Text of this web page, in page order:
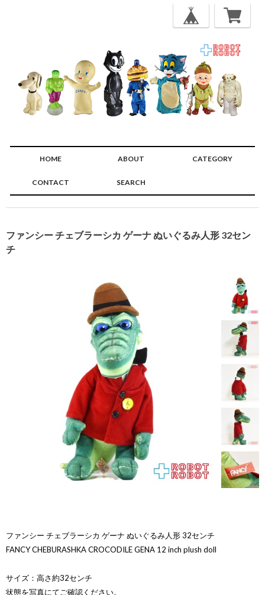
HOME ABOUT CATEGORY
CONTACT SEARCH
ファンシー チェブラーシカ ゲーナ ぬいぐるみ人形 32セン
チ
ファンシー チェブラーシカ ゲーナ ぬいぐるみ人形 32センチ
FANCY CHEBURASHKA CROCODILE GENA 12 inch plush doll
サイズ：高さ約32センチ
状態を写真にてご確認ください。